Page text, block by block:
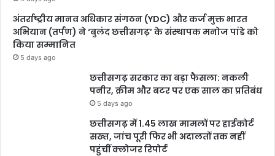
अंतर्राष्ट्रीय मानव अधिकार संगठन (YDC) और कर्ज मुक्त भारत
अभियान (तर्पण) ने ‘बुलंद छत्तीसगढ़’ के संस्थापक मनोज पांडे को
किया सम्मानित
5 days ago
छत्तीसगढ़ सरकार का बड़ा फैसला: नकली
पनीर, क्रीम और बटर पर एक साल का प्रतिबंध
5 days ago
छत्तीसगढ़ में 1.45 लाख मामलों पर हाईकोर्ट
सख्त, जांच पूरी फिर भी अदालतों तक नहीं
पहुंचीं क्लोजर रिपोर्ट